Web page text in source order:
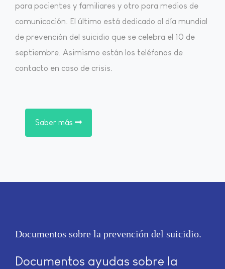
para pacientes y familiares y otro para medios de
comunicación. El último está dedicado al día mundial
de prevención del suicidio que se celebra el 10 de
septiembre. Asimismo están los teléfonos de
contacto en caso de crisis.
Saber más
Documentos sobre la prevención del suicidio
Documentos ayudas sobre la